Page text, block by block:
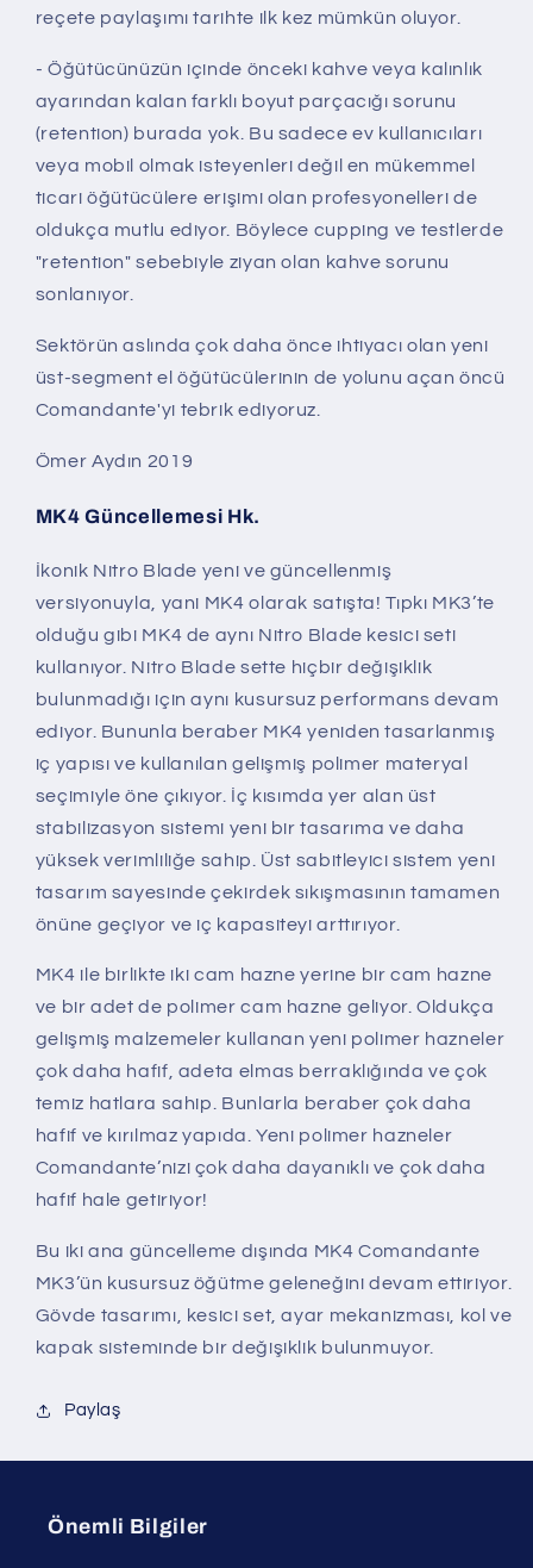
reçete paylaşımı tarihte ilk kez mümkün oluyor.
- Öğütücünüzün içinde önceki kahve veya kalınlık
ayarından kalan farklı boyut parçacığı sorunu
(retention) burada yok. Bu sadece ev kullanıcıları
veya mobil olmak isteyenleri değil en mükemmel
ticari öğütücülere erişimi olan profesyonelleri de
oldukça mutlu ediyor. Böylece cupping ve testlerde
"retention" sebebiyle ziyan olan kahve sorunu
sonlanıyor.
Sektörün aslında çok daha önce ihtiyacı olan yeni
üst-segment el öğütücülerinin de yolunu açan öncü
Comandante'yi tebrik ediyoruz.
Ömer Aydın 2019
MK4 Güncellemesi Hk.
İkonik Nitro Blade yeni ve güncellenmiş
versiyonuyla, yani MK4 olarak satışta! Tıpkı MK3’te
olduğu gibi MK4 de aynı Nitro Blade kesici seti
kullanıyor. Nitro Blade sette hiçbir değişiklik
bulunmadığı için aynı kusursuz performans devam
ediyor. Bununla beraber MK4 yeniden tasarlanmış
iç yapısı ve kullanılan gelişmiş polimer materyal
seçimiyle öne çıkıyor. İç kısımda yer alan üst
stabilizasyon sistemi yeni bir tasarıma ve daha
yüksek verimliliğe sahip. Üst sabitleyici sistem yeni
tasarım sayesinde çekirdek sıkışmasının tamamen
önüne geçiyor ve iç kapasiteyi arttırıyor.
MK4 ile birlikte iki cam hazne yerine bir cam hazne
ve bir adet de polimer cam hazne geliyor. Oldukça
gelişmiş malzemeler kullanan yeni polimer hazneler
çok daha hafif, adeta elmas berraklığında ve çok
temiz hatlara sahip. Bunlarla beraber çok daha
hafif ve kırılmaz yapıda. Yeni polimer hazneler
Comandante’nizi çok daha dayanıklı ve çok daha
hafif hale getiriyor!
Bu iki ana güncelleme dışında MK4 Comandante
MK3’ün kusursuz öğütme geleneğini devam ettiriyor.
Gövde tasarımı, kesici set, ayar mekanizması, kol ve
kapak sisteminde bir değişiklik bulunmuyor.
Paylaş
Önemli Bilgiler